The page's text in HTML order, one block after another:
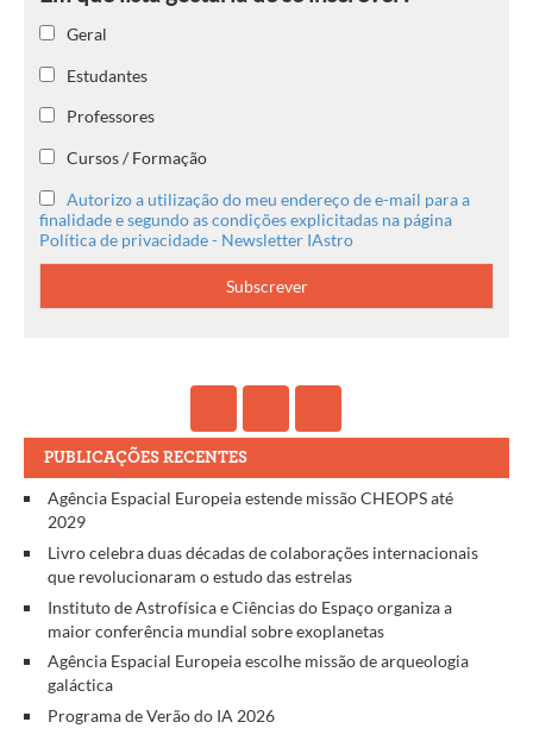
Geral
Estudantes
Professores
Cursos / Formação
Autorizo a utilização do meu endereço de e-mail para a
finalidade e segundo as condições explicitadas na página
Política de privacidade - Newsletter IAstro
PUBLICAÇÕES RECENTES
Agência Espacial Europeia estende missão CHEOPS até
2029
Livro celebra duas décadas de colaborações internacionais
que revolucionaram o estudo das estrelas
Instituto de Astrofísica e Ciências do Espaço organiza a
maior conferência mundial sobre exoplanetas
Agência Espacial Europeia escolhe missão de arqueologia
galáctica
Programa de Verão do IA 2026